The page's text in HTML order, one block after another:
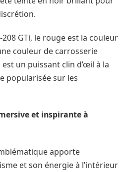
GTi, le rouge est la couleur
couleur de carrosserie
un puissant clin d’œil à la
popularisée sur les
et inspirante à
apporte
et son énergie à l’intérieur